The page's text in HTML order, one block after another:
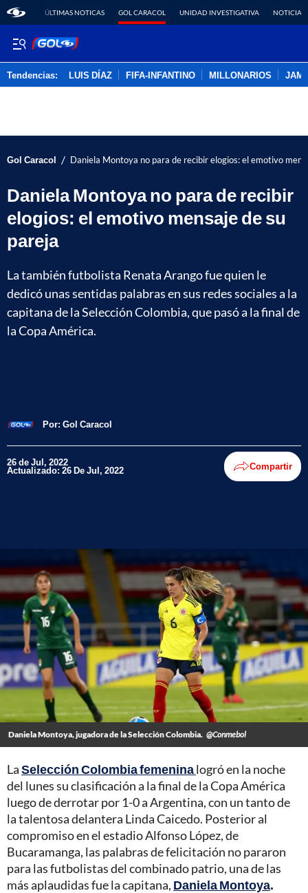
ÚLTIMAS NOTICAS GOL CARACOL UNIDAD INVESTIGATIVA NOTICIAS
Tendencias: LUIS DÍAZ FIFA-INFANTINO MILLONARIOS
Gol Caracol / Daniela Montoya no para de recibir elogios: el emotivo
Daniela Montoya no para de recibir
elogios: el emotivo mensaje de su
pareja
La también futbolista Renata Arango fue quien le
dedicó unas sentidas palabras en sus redes sociales a la
capitana de la Selección Colombia, que pasó a la final de
la Copa América.
Por: Gol Caracol
26 de Jul, 2022
Actualizado: 26 De Jul, 2022 Compartir
Daniela Montoya, jugadora de la Selección Colombia. @Conmebol
LaSelección Colombia femeninalogró en la noche
del lunes su clasificación a la final de la Copa América
luego de derrotar por 1-0 a Argentina, con un tanto de
la talentosa delantera Linda Caicedo. Posterior al
compromiso en el estadio Alfonso López, de
Bucaramanga, las palabras de felicitación no pararon
para las futbolistas del combinado patrio, una de las
más aplaudidas fue la capitana, Daniela Montoya.